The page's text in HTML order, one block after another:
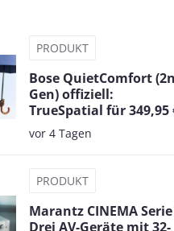
PRODUKT
Bose QuietComfort
Gen) offiziell:
TrueSpatial für 349,95
vor 4 Tagen
PRODUKT
Marantz CINEMA
Drei AV-Geräte mit 32-